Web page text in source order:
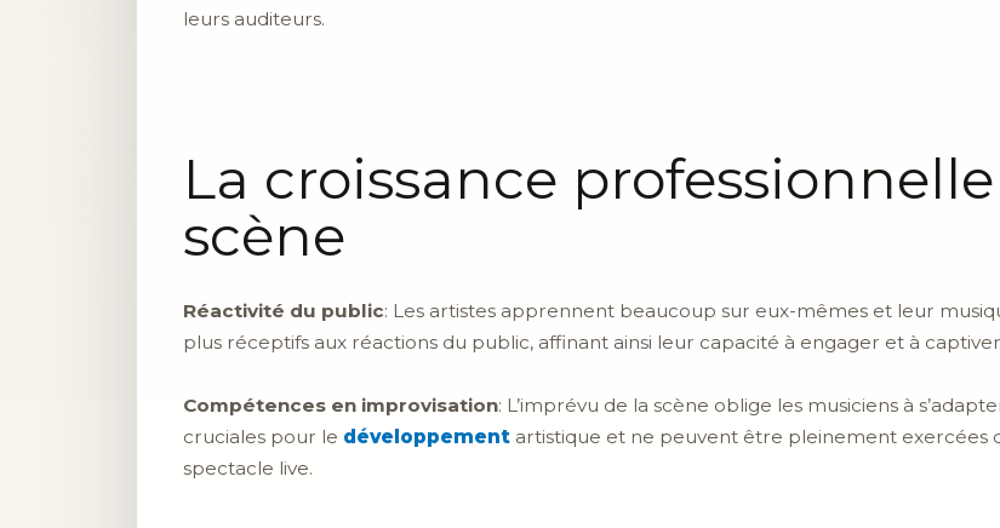
leurs auditeurs.
La croissance
scène
Réactivité du public: Les artistes apprennent beaucoup sur eux-mêmes et leur
plus réceptifs aux réactions du public, affinant ainsi leur capacité à engager et à
Compétences en improvisation: L’imprévu de la scène oblige les musiciens à
cruciales pour le développement artistique et ne peuvent être pleinement exercées
spectacle live.